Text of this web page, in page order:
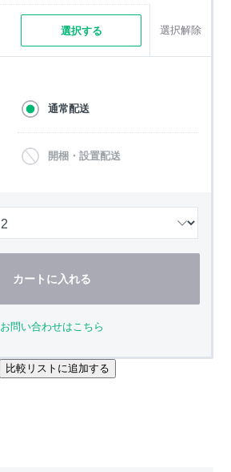
選択する 選択解除
通常配送
開梱・設置配送
カートに入れる
お問い合わせはこちら
比較リストに追加する